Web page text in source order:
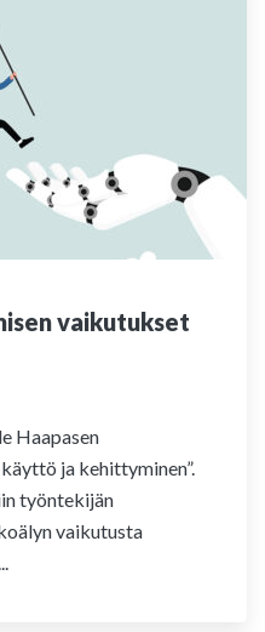
vaikutukset
Haapasen
ja kehittyminen”.
työntekijän
vaikutusta